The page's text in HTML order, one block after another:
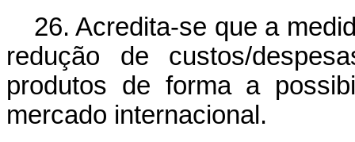
26. Acredita-se que a
redução de custos/
produtos de forma a
mercado internacional.